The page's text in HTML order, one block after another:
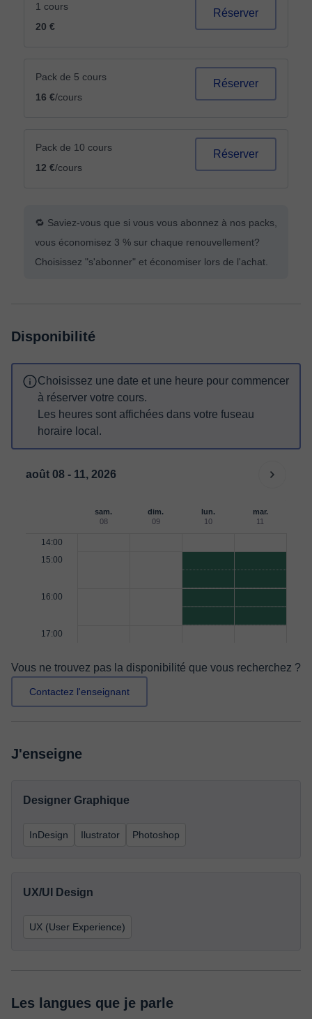
1 cours
20 €
Réserver
Pack de 5 cours
16 €/cours
Réserver
Pack de 10 cours
12 €/cours
Réserver
🔁 Saviez-vous que si vous vous abonnez à nos packs,
vous économisez 3 % sur chaque renouvellement?
Choisissez "s'abonner" et économiser lors de l'achat.
Disponibilité
Choisissez une date et une heure pour commencer
à réserver votre cours.
Les heures sont affichées dans votre fuseau
horaire local.
août 08 - 11, 2026
sam.
08
dim.
09
lun.
10
mar.
11
14:00
15:00
16:00
17:00
Vous ne trouvez pas la disponibilité que vous recherchez ?
Contactez l'enseignant
J'enseigne
Designer Graphique
InDesign Ilustrator Photoshop
UX/UI Design
UX (User Experience)
Les langues que je parle